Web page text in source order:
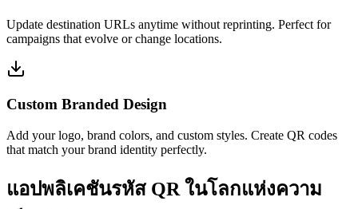
Update destination URLs anytime without reprinting. Perfect for
campaigns that evolve or change locations.
Custom Branded Design
Add your logo, brand colors, and custom styles. Create QR codes
that match your brand identity perfectly.
แอปพลิเคชันรหัส QR ในโลกแห่งความ